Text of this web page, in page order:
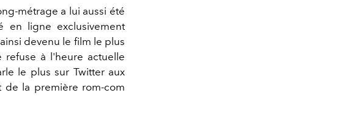
métrage a lui aussi été
en ligne exclusivement
devenu le film le plus
à l'heure actuelle
le plus sur Twitter aux
de la première rom-com